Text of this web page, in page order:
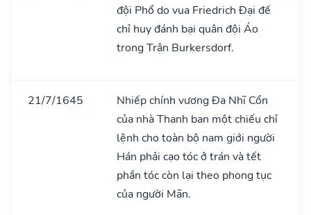
đội Phổ do vua Friedrich Đại đế
chỉ huy đánh bại quân đội Áo
trong Trận Burkersdorf.
21/7/1645
Nhiếp chính vương Đa Nhĩ Cổn
của nhà Thanh ban một chiếu chỉ
lệnh cho toàn bộ nam giới người
Hán phải cạo tóc ở trán và tết
phần tóc còn lại theo phong tục
của người Mãn.